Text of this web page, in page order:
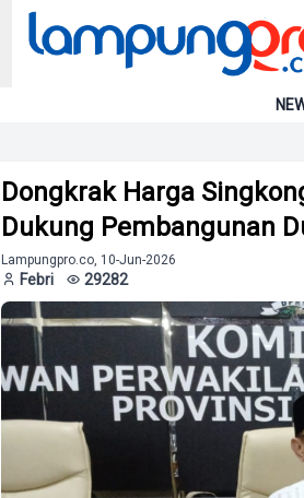
Dongkrak Harga
Dukung Pembangunan
Lampungpro.co, 10-Jun-2026
Febri 29282